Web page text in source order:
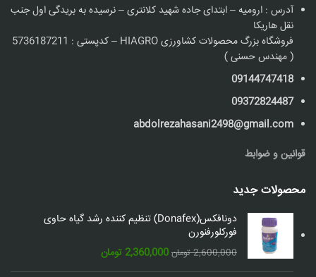
آدرس : ارومیه – ابتدای جاده شهید کلانتری – نرسیده به بریدگی اول جنب
نقل هاریکا
فروشگاه بزرگ محصولات کشاورزی HIAGRO – کدپستی : 5736187211
( مهندس حسنی )
09144747418
09372824487
abdolrezahasani2498@gmail.com
قوانین و ضوابط
محصولات جدید
دونافکس(Donafex) تنظیم کننده رشد گیاه حاوی
فورکلورفنورن
2,600,000 تومان قیمت
اصلی:
2,360,000 تومانقیمت
فعلی: